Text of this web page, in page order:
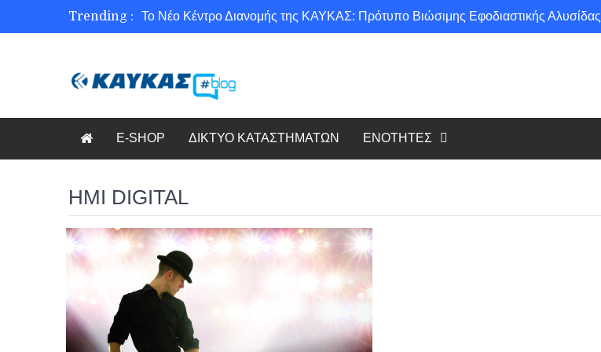
Trending :
Το Νέο Κέντρο Διανομής της ΚΑΥΚΑΣ: Πρότυπο Βιώσιμης Εφοδιαστικής Αλυσίδας
Ασφάλεια στο Διαδίκτυο για όλους!
E-SHOP ΔΙΚΤΥΟ ΚΑΤΑΣΤΗΜΑΤΩΝ ΕΝΟΤΗΤΕΣ
HMI DIGITAL